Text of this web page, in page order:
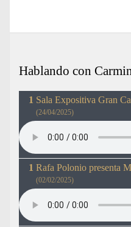
Hablando con
Sala Expositiva Gran
(24/04/2025)
Rafa Polonio presenta
(02/02/2025)